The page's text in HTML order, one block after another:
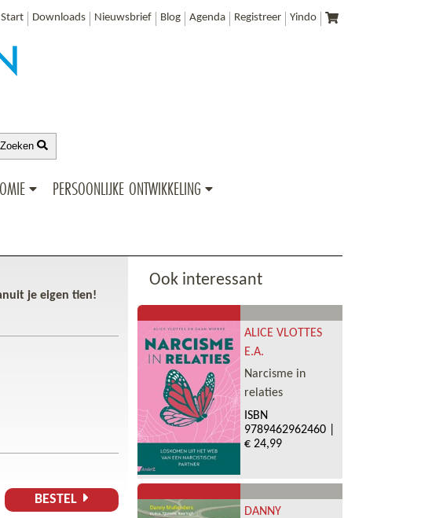
Start Downloads Nieuwsbrief Blog Agenda Registreer Yindo
Zoeken
PERSOONLIJKE ONTWIKKELING
je eigen tien!
BESTEL
Ook interessant
ALICE VLOTTES
E.A.
Narcisme in
relaties
ISBN
9789462962460|
€ 24,99
DANNY